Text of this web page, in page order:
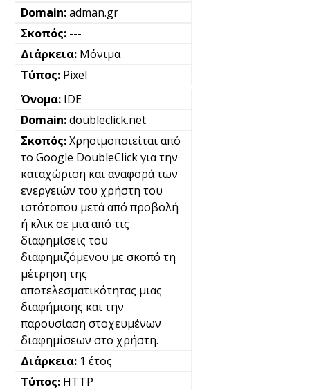
adman.gr
---
Μόνιμα
Pixel
IDE
doubleclick.net
Χρησιμοποιείται από
το Google DoubleClick για την
καταχώριση και αναφορά των
ενεργειών του χρήστη του
ιστότοπου μετά από προβολή
ή κλικ σε μια από τις
διαφημίσεις του
διαφημιζόμενου με σκοπό τη
μέτρηση της
αποτελεσματικότητας μιας
διαφήμισης και την
παρουσίαση στοχευμένων
διαφημίσεων στο χρήστη.
1 έτος
HTTP